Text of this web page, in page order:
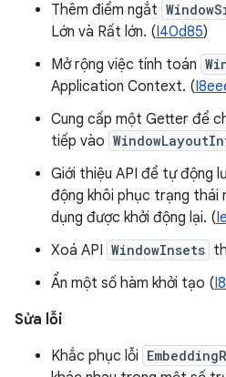
Thêm điểm ngắt
Lớn và Rất lớn. (I40d85)
Mở rộng việc tính toán
Application Context. (
Cung cấp một Getter để
tiếp vào
Giới thiệu API để tự động
động khôi phục trạng thái
dụng được khởi động lại. (
Xoá API WindowInsets
Ẩn một số hàm khởi tạo (
Sửa lỗi
Khắc phục lỗi